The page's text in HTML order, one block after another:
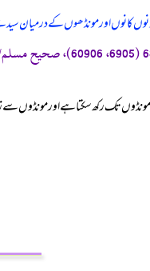
کانوں اور مونڈھوں کے درمیان